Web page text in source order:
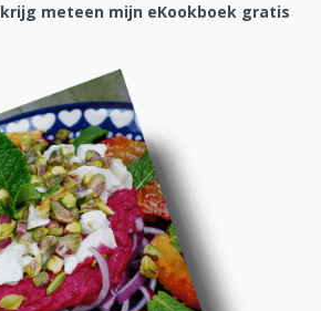
krijg meteen mijn eKookboek gratis